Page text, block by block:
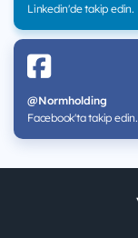
Linkedin'de takip edin.
@Normholding
Facebook'ta takip edin.